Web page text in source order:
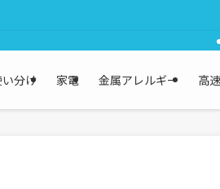
分け 家電 金属アレルギー 高